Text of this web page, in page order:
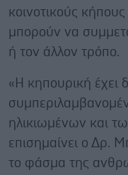
κοινοτικούς κήπους
μπορούν να
ή τον άλλον τρόπο.
«Η κηπουρική έχει
ηλικιωμένων και
επισημαίνει ο Δρ.
το φάσμα της